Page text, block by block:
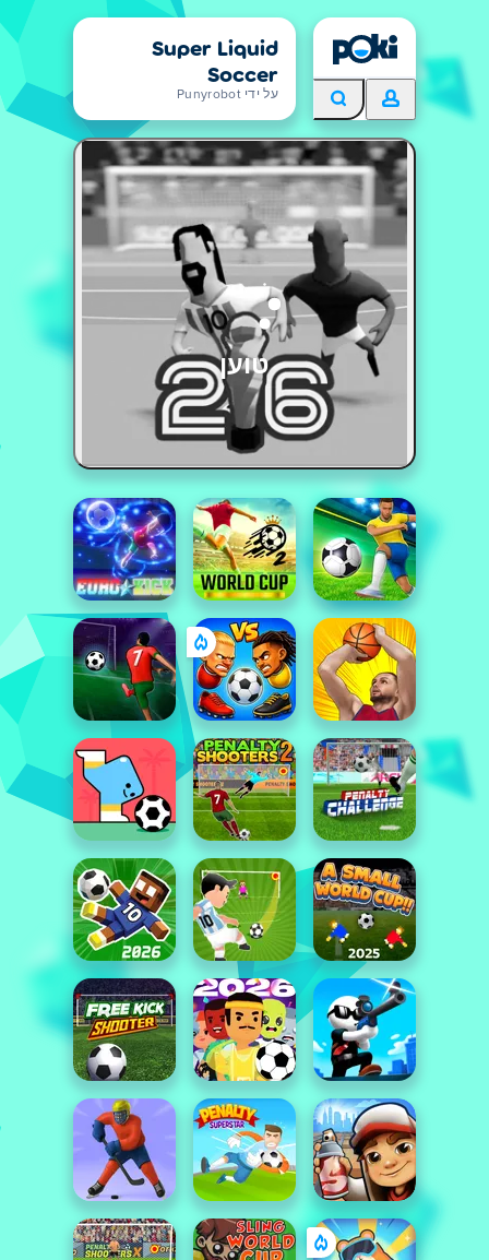
Super Liquid
Soccer
על ידי Punyrobot
טוען